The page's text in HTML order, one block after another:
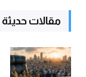
مقالات حديثة